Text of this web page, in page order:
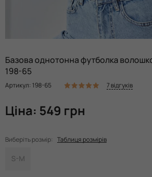
Базова однотонна футболка
198-65
Артикул: 198-65 7 відгуків
Ціна: 549 грн
Виберіть розмір: Таблиця розмірів
S-M